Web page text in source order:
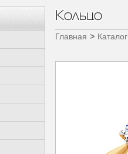
Кольцо
Главная Каталог